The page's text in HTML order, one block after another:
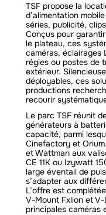
TSF propose la
d’alimentation
séries, publicité,
Conçus pour
le plateau, ces
caméras, éclairages
régies ou postes de
extérieur.
déployables, ces
productions
recourir
Le parc TSF réunit
générateurs à
capacité, parmi
Cinefactory et
et Wattman aux
CE 11K ou Izywatt
large éventail de
s’adapter aux
L’offre est
V-Mount Fxlion et
principales caméras